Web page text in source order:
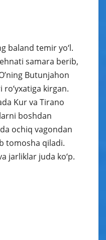
baland temir yo‘l.
samara berib,
Butunjahon
kirgan.
Kur va Tirano
boshdan
ochiq vagondan
tomosha qiladi.
jarliklar juda ko‘p.